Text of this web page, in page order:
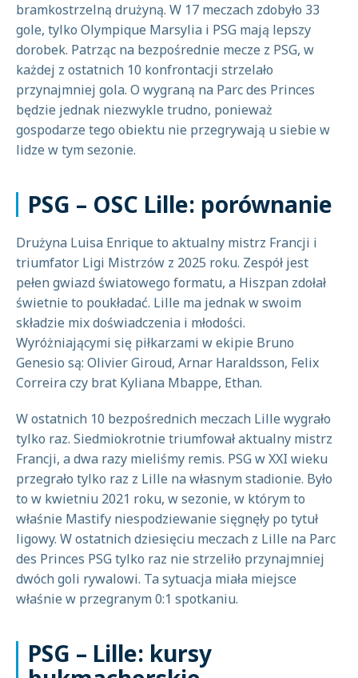
bramkostrzelną drużyną. W 17 meczach zdobyło 33
gole, tylko Olympique Marsylia i PSG mają lepszy
dorobek. Patrząc na bezpośrednie mecze z PSG, w
każdej z ostatnich 10 konfrontacji strzelało
przynajmniej gola. O wygraną na Parc des Princes
będzie jednak niezwykle trudno, ponieważ
gospodarze tego obiektu nie przegrywają u siebie w
lidze w tym sezonie.
PSG – OSC Lille: porównanie
Drużyna Luisa Enrique to aktualny mistrz Francji i
triumfator Ligi Mistrzów z 2025 roku. Zespół jest
pełen gwiazd światowego formatu, a Hiszpan zdołał
świetnie to poukładać. Lille ma jednak w swoim
składzie mix doświadczenia i młodości.
Wyróżniającymi się piłkarzami w ekipie Bruno
Genesio są: Olivier Giroud, Arnar Haraldsson, Felix
Correira czy brat Kyliana Mbappe, Ethan.
W ostatnich 10 bezpośrednich meczach Lille wygrało
tylko raz. Siedmiokrotnie triumfował aktualny mistrz
Francji, a dwa razy mieliśmy remis. PSG w XXI wieku
przegrało tylko raz z Lille na własnym stadionie. Było
to w kwietniu 2021 roku, w sezonie, w którym to
właśnie Mastify niespodziewanie sięgnęły po tytuł
ligowy. W ostatnich dziesięciu meczach z Lille na Parc
des Princes PSG tylko raz nie strzeliło przynajmniej
dwóch goli rywalowi. Ta sytuacja miała miejsce
właśnie w przegranym 0:1 spotkaniu.
PSG – Lille: kursy